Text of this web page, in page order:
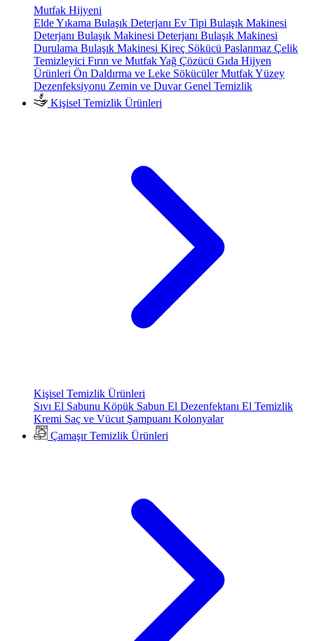
Mutfak Hijyeni
Elde Yıkama Bulaşık Deterjanı Ev Tipi Bulaşık Makinesi
Deterjanı Bulaşık Makinesi Deterjanı Bulaşık Makinesi
Durulama Bulaşık Makinesi Kireç Sökücü Paslanmaz Çelik
Temizleyici Fırın ve Mutfak Yağ Çözücü Gıda Hijyen
Ürünleri Ön Daldırma ve Leke SökücülerMutfak Yüzey
Dezenfeksiyonu Zemin ve Duvar Genel Temizlik
Kişisel Temizlik Ürünleri
Kişisel Temizlik Ürünleri
Sıvı El Sabunu Köpük Sabun El Dezenfektanı El Temizlik
Kremi Saç ve Vücut Şampuanı Kolonyalar
Çamaşır Temizlik Ürünleri